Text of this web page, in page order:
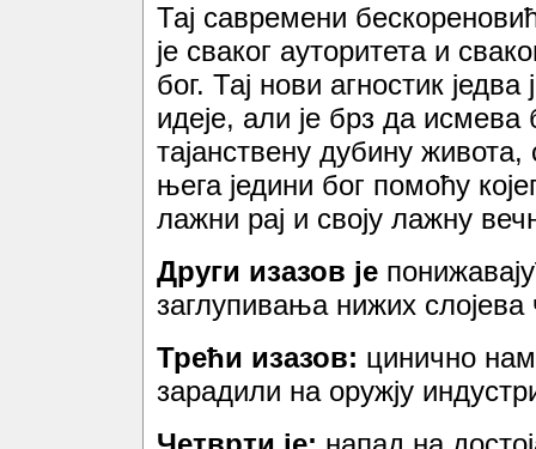
Тај савремени
је сваког ауторитета и
бог. Тај нови агностик
идеје, али је брз да исмева
тајанствену дубину
њега једини бог помоћу
лажни рај и своју лажну
Други изазов је
заглупивања нижих слојева
Трећи изазов: цинично
зарадили на оружју